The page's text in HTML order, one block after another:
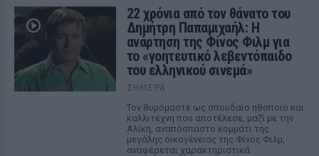
22 χρόνια από τον θάνατο του
Δημήτρη Παπαμιχαήλ: Η
ανάρτηση της Φίνος Φιλμ για
το «γοητευτικό λεβεντόπαιδο
του ελληνικού σινεμά»
ΣΉΜΕΡΑ
Τον θυμόμαστε ως σπουδαίο ηθοποιό και
καλλιτέχνη που αποτέλεσε, μαζί με την
Αλίκη, αναπόσπαστο κομμάτι της
μεγάλης οικογένειας της Φίνος Φιλμ,
αναφέρεται χαρακτηριστικά